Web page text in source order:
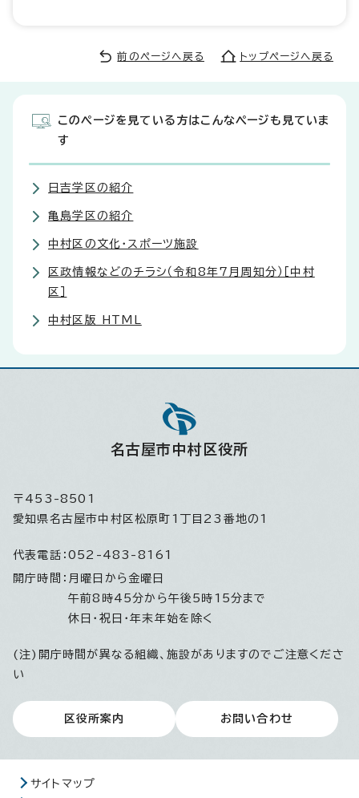
前のページへ戻る トップページへ戻る
このページを見ている方はこんなページも見ていま
す
日吉学区の紹介
亀島学区の紹介
中村区の文化・スポーツ施設
区政情報などのチラシ（令和8年7月周知分）［中村
区］
中村区版 HTML
名古屋市中村区役所
〒453-8501
愛知県名古屋市中村区松原町1丁目23番地の1
代表電話： 052-483-8161
開庁時間： 月曜日から金曜日
午前8時45分から午後5時15分まで
休日・祝日・年末年始を除く
(注)開庁時間が異なる組織、施設がありますのでご注意くださ
い
区役所案内 お問い合わせ
サイトマップ